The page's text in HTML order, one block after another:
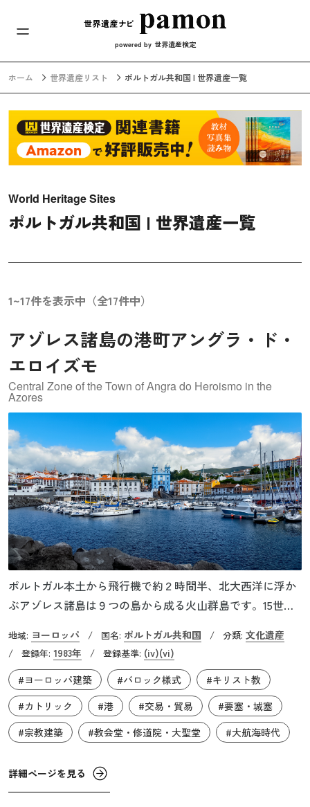
メインナビ
powered by 世界遺産検定
ホーム 世界遺産リスト ポルトガル共和国 | 世界遺産一覧
World Heritage Sites
ポルトガル共和国 | 世界遺産一覧
1~17件を表示中（全17件中）
アゾレス諸島の港町アングラ・ド・
エロイズモ
Central Zone of the Town of Angra do Heroismo in the
Azores
ポルトガル本土から飛行機で約２時間半、北大西洋に浮か
ぶアゾレス諸島は９つの島から成る火山群島です。15世紀
島の中心部、テルセイラ島にある「アングラ・ド・エロイ
ズモ」は、大航海時代に、欧州と新大陸、アフリカ西海岸
とを行き交う船の寄港地として栄えた港湾都市です。ここ
は、天然の港に恵まれ、航海に欠かせない真水の供給が可
能であったこと、防御に最適な環境であることなど、港湾
都市としての要素を備えていました。そして、戦略的にも
登場するまで、新大陸への中継地として発展しました。
地域: ヨーロッパ / 国名: ポルトガル共和国 / 分類: 文化遺産
/ 登録年: 1983年 / 登録基準: (iv)(vi)
#ヨーロッパ建築
#バロック様式
#キリスト教
#カトリック
#港 #交易・貿易
#要塞・城塞
#宗教建築
#教会堂・修道院・大聖堂 #大航海時代
詳細ページを見る